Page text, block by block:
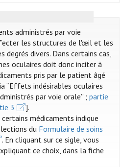
administrés par voie
les structures de l'œil et les
degrés divers. Dans certains cas,
oculaires doit donc inciter à
pris par le patient âgé
“Effets indésirables oculaires
par voie orale” ;partie
3
].
médicaments indique
du Formulaire de soins
. En cliquant sur ce sigle, vous
ce choix, dans la fiche